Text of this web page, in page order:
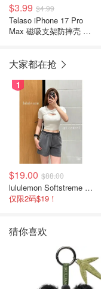
$3.99 $4.99
Telaso iPhone 17 Pro
Max 磁吸支架防摔壳 沙
大家都在抢
1
$19.00 $88.00
lululemon Softstreme 女士高腰短裤 10cm
仅限2码$19！
猜你喜欢